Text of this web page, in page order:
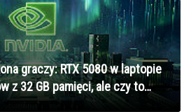
graczy: RTX 5080 w laptopie
z 32 GB pamięci, ale czy to